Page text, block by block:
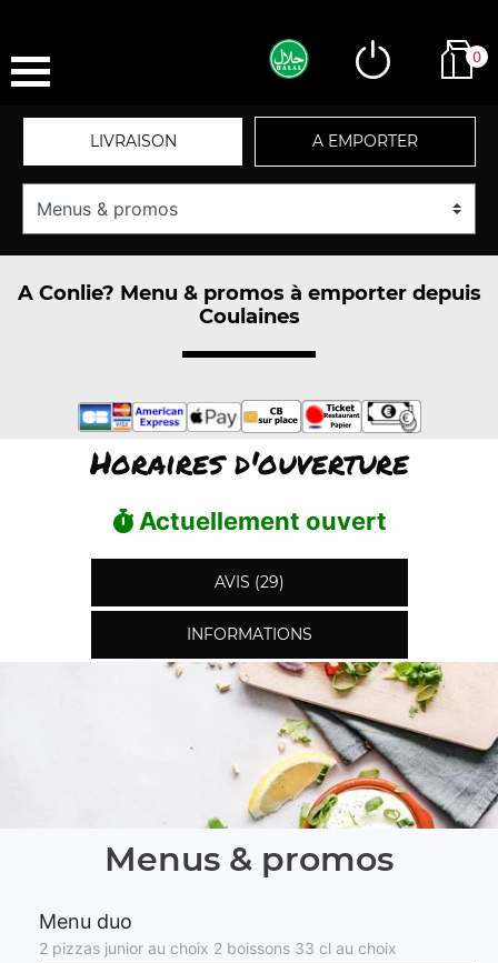
0
LIVRAISON A EMPORTER
A Conlie? Menu & promos à emporter depuis
Coulaines
Horaires d'ouverture
Actuellement ouvert
AVIS (29)
INFORMATIONS
Menus & promos
Menu duo
2 pizzas junior au choix 2 boissons 33 cl au choix